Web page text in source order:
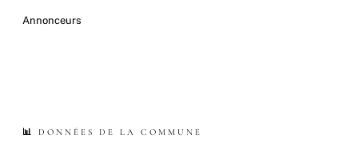
Annonceurs
📊 DONNÉES DE LA COMMUNE